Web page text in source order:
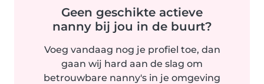
Geen geschikte actieve
nanny bij jou in de buurt?
Voeg vandaag nog je profiel toe, dan
gaan wij hard aan de slag om
betrouwbare nanny's in je omgeving